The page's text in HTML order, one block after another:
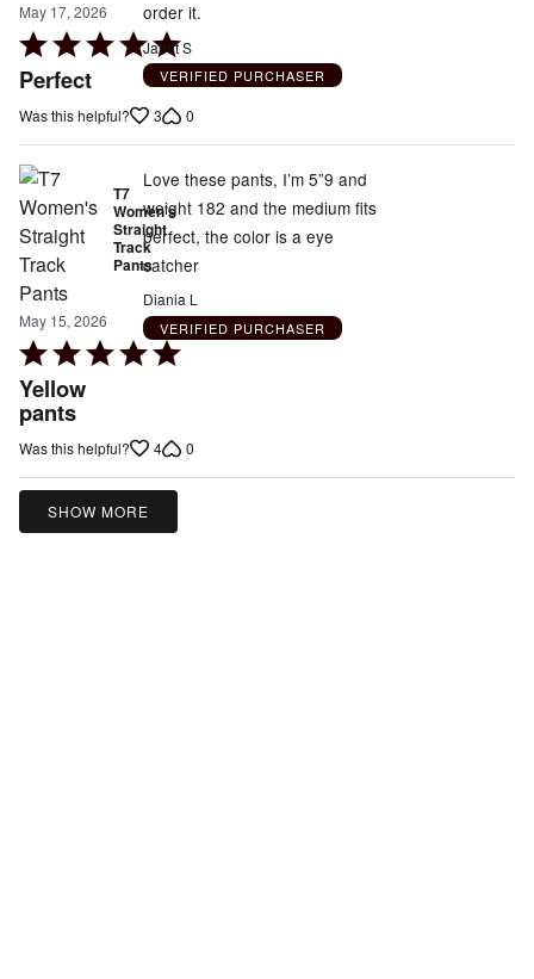
May 17, 2026
Rated
5
of
Perfect
order it.
Janet S
VERIFIED PURCHASER
Was this helpful? 3 0
T7
Women's
Straight
Track
Pants
May 15, 2026
Rated
5
out
of
Yellow
pants
Love these pants, I’m 5”9 and
weight 182 and the medium fits
perfect, the color is a eye
catcher
Diania L
VERIFIED PURCHASER
Was this helpful? 4 0
SHOW MORE